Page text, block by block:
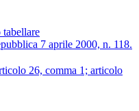
7 aprile 2000, n. 118.
26, comma 1; articolo